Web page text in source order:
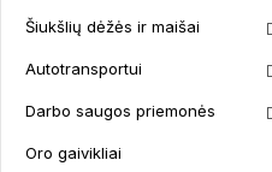
Šiukšlių dėžės ir maišai
Autotransportui
Darbo saugos priemonės
Oro gaivikliai
Priemonės pagal gamintoją
Aksoft linija
Astonish linija